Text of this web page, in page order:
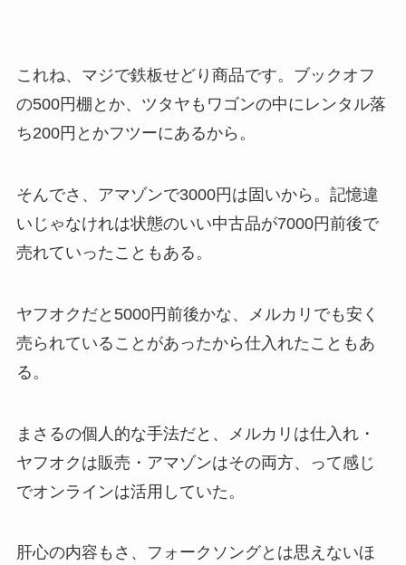
これね、マジで鉄板せどり商品です。ブックオフ
の500円棚とか、ツタヤもワゴンの中にレンタル落
ち200円とかフツーにあるから。
そんでさ、アマゾンで3000円は固いから。記憶違
いじゃなけれは状態のいい中古品が7000円前後で
売れていったこともある。
ヤフオクだと5000円前後かな、メルカリでも安く
売られていることがあったから仕入れたこともあ
る。
まさるの個人的な手法だと、メルカリは仕入れ・
ヤフオクは販売・アマゾンはその両方、って感じ
でオンラインは活用していた。
肝心の内容もさ、フォークソングとは思えないほ